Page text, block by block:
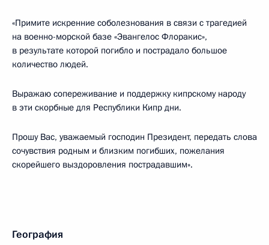
«Примите искренние соболезнования в связи с трагедией
на военно-морской базе «Эвангелос Флоракис»,
в результате которой погибло и пострадало большое
количество людей.
Выражаю сопереживание и поддержку кипрскому народу
в эти скорбные для Республики Кипр дни.
Прошу Вас, уважаемый господин Президент, передать слова
сочувствия родным и близким погибших, пожелания
скорейшего выздоровления пострадавшим».
География